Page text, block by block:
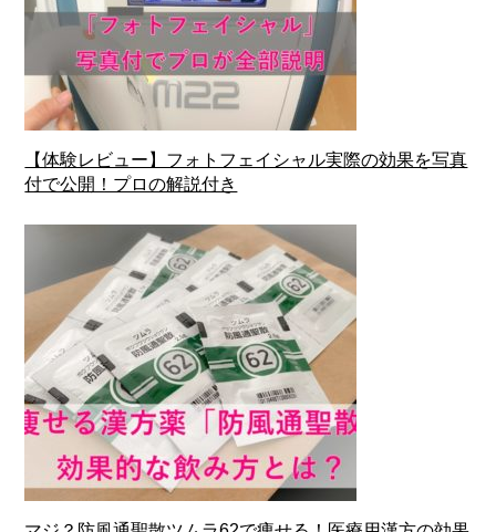
【体験レビュー】フォトフェイシャル実際の効果を写真
付で公開！プロの解説付き